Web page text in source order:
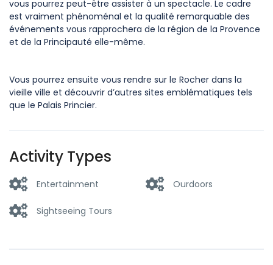
vous pourrez peut-être assister à un spectacle. Le cadre
est vraiment phénoménal et la qualité remarquable des
événements vous rapprochera de la région de la Provence
et de la Principauté elle-même.
Vous pourrez ensuite vous rendre sur le Rocher dans la
vieille ville et découvrir d’autres sites emblématiques tels
que le Palais Princier.
Activity Types
Entertainment Ourdoors
Sightseeing Tours